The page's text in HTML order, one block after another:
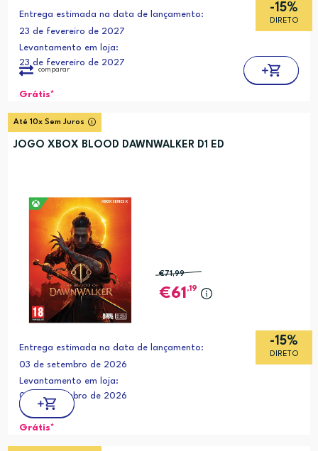
-15%
DIRETO
Entrega estimada na data de lançamento:
23 de fevereiro de 2027
Levantamento em loja:
23 de fevereiro de 2027
Grátis*
comparar
Até 10x Sem Juros
JOGO XBOX BLOOD DAWNWALKER D1 ED
-15%
DIRETO
€71,99
61 ,19
Entrega estimada na data de lançamento:
03 de setembro de 2026
Levantamento em loja:
03 de setembro de 2026
Grátis*